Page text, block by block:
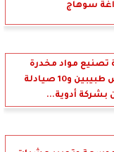
سوهاج
مواد مخدرة
بسوهاج..حبس طبيبين و10 صيادلة
بشركة أدوية...